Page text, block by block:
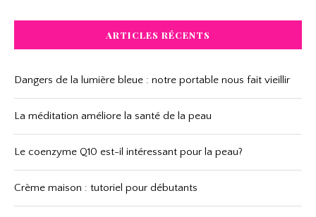
ARTICLES RÉCENTS
Dangers de la lumière bleue : notre portable nous fait vieillir
La méditation améliore la santé de la peau
Le coenzyme Q10 est-il intéressant pour la peau?
Crème maison : tutoriel pour débutants